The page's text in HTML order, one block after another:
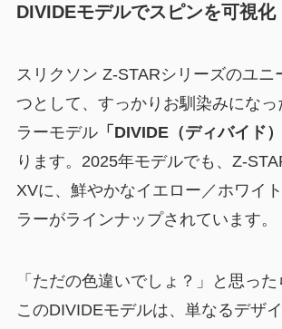
DIVIDEモデルでスピンを可視化
スリクソン Z-STARシリーズのユニ
つとして、すっかりお馴染みになっ
ラーモデル「DIVIDE（ディバイド）
ります。2025年モデルでも、Z-
XVに、鮮やかなイエロー／ホワイ
ラーがラインナップされています。
「ただの色違いでしょ？」と思った
このDIVIDEモデルは、単なるデザ